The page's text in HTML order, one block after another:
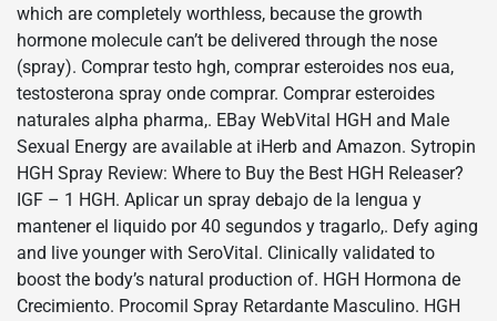
which are completely worthless, because the growth
hormone molecule can’t be delivered through the nose
(spray). Comprar testo hgh, comprar esteroides nos eua,
testosterona spray onde comprar. Comprar esteroides
naturales alpha pharma,. EBay WebVital HGH and Male
Sexual Energy are available at iHerb and Amazon. Sytropin
HGH Spray Review: Where to Buy the Best HGH Releaser?
IGF – 1 HGH. Aplicar un spray debajo de la lengua y
mantener el liquido por 40 segundos y tragarlo,. Defy aging
and live younger with SeroVital. Clinically validated to
boost the body’s natural production of. HGH Hormona de
Crecimiento. Procomil Spray Retardante Masculino. HGH